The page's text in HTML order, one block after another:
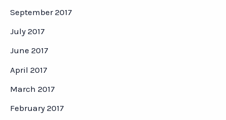
September 2017
July 2017
June 2017
April 2017
March 2017
February 2017